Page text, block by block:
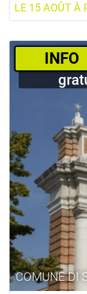
LE 15 AOÛT À
COMUNE DI
­INFO